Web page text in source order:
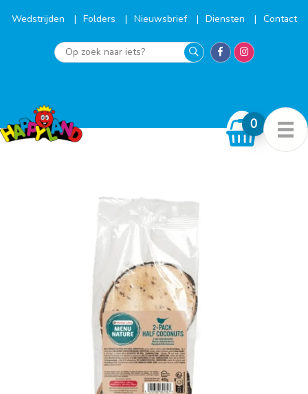
naarWedstrijden Folders Nieuwsbrief Diensten Contact
Op